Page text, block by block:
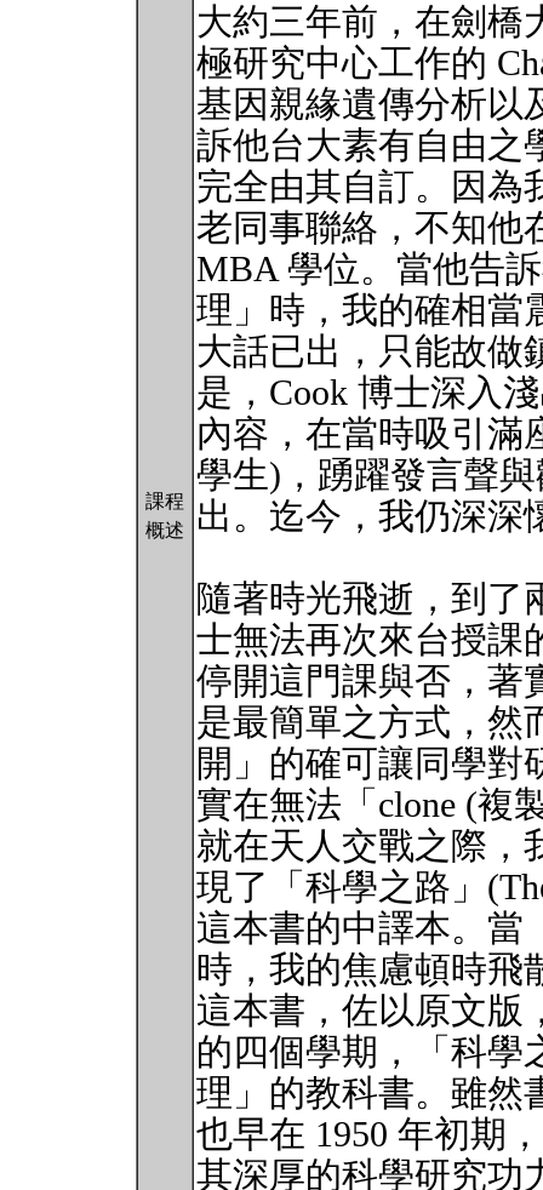
課程
概述
大約三年前，在劍橋
極研究中心工作的
基因親緣遺傳分析以
訴他台大素有自由之
完全由其自訂。因為
老同事聯絡，不知他
MBA 學位。當他告
理」時，我的確相當
大話已出，只能故做
是，Cook 博士深入
內容，在當時吸引滿
學生)，踴躍發言聲
出。迄今，我仍深深
隨著時光飛逝，到了
士無法再次來台授課
停開這門課與否，著
是最簡單之方式，然
開」的確可讓同學對
實在無法「clone (複
就在天人交戰之際，
現了「科學之路」
這本書的中譯本。當
時，我的焦慮頓時飛
這本書，佐以原文版
的四個學期，「科學
理」的教科書。雖然
也早在 1950 年初期
其深厚的科學研究功